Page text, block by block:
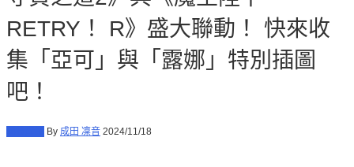
RETRY！ R》盛大聯動！ 快來收
集「亞可」與「露娜」特別插圖
吧！
By 成田 凜音 2024/11/18